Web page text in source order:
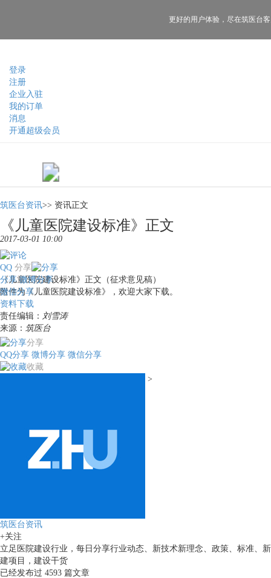
登录
注册
企业入驻
我的订单
消息
开通超级会员
更好的用户体验， 尽在筑医台
筑医台资讯>> 资讯正文
《儿童医院建设标准》正文
2017-03-01 10:00
分享
QQ
分享 微博分享
微信分享
《儿童医院建设标准》正文（征求意见稿）
附件为《儿童医院建设标准》，欢迎大家下载。
资料下载
责任编辑： 刘雪涛
来源： 筑医台
分享
QQ分享 微博分享 微信分享
收藏
>
筑医台资讯
+关注
立足医院建设行业，每日分享行业动态、新技术新理念、政策、标准、新
建项目，建设干货
已经发布过 4593 篇文章